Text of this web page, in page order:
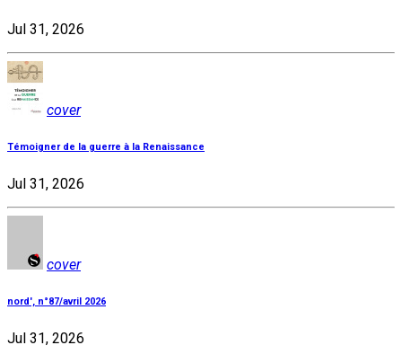
Jul 31, 2026
cover
Témoigner de la guerre à la Renaissance
Jul 31, 2026
cover
nord', n°87/avril 2026
Jul 31, 2026